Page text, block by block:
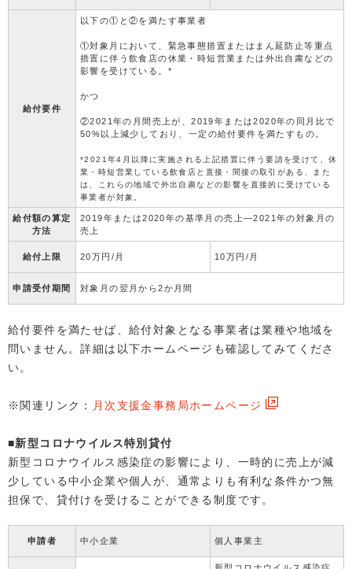
給付要件
以下の①と②を満たす事業者
①対象月において、緊急事態措置またはまん延防止等重点
措置に伴う飲食店の休業・時短営業または外出自粛などの
影響を受けている。*
かつ
②2021年の月間売上が、2019年または2020年の同月比で
50%以上減少しており、一定の給付要件を満たすもの。
*2021年4月以降に実施される上記措置に伴う要請を受けて、休
業・時短営業している飲食店と直接・間接の取引がある、また
は、これらの地域で外出自粛などの影響を直接的に受けている
事業者が対象。
給付額の算定
方法
2019年または2020年の基準月の売上―2021年の対象月の
売上
給付上限 20万円/月 10万円/月
申請受付期間 対象月の翌月から2か月間
給付要件を満たせば、給付対象となる事業者は業種や地域を
問いません。詳細は以下ホームページも確認してみてくださ
い。
※関連リンク： 月次支援金事務局ホームページ
■新型コロナウイルス特別貸付
新型コロナウイルス感染症の影響により、一時的に売上が減
少している中小企業や個人が、通常よりも有利な条件かつ無
担保で、貸付けを受けることができる制度です。
申請者 中小企業 個人事業主